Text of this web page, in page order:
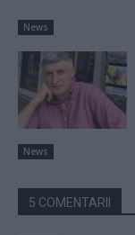
News
News
5 COMENTARII